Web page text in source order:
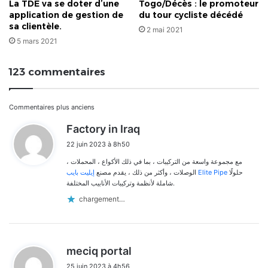
La TDE va se doter d’une
application de gestion de
sa clientèle.
5 mars 2021
Togo/Décès : le promoteur
du tour cycliste décédé
2 mai 2021
123 commentaires
Navigation
dans
les
commentaires
Commentaires plus anciens
Factory in Iraq
:
22 juin 2023 à 8h50
مع مجموعة واسعة من التركيبات ، بما في ذلك الأكواع ، المحملات ،
الوصلات ، وأكثر من ذلك ، يقدم مصنع إيليت بايب Elite Pipe
شاملة لأنظمة وتركيبات الأنابيب المختلفة.
chargement…
meciq portal
25 juin 2023 à 4h56